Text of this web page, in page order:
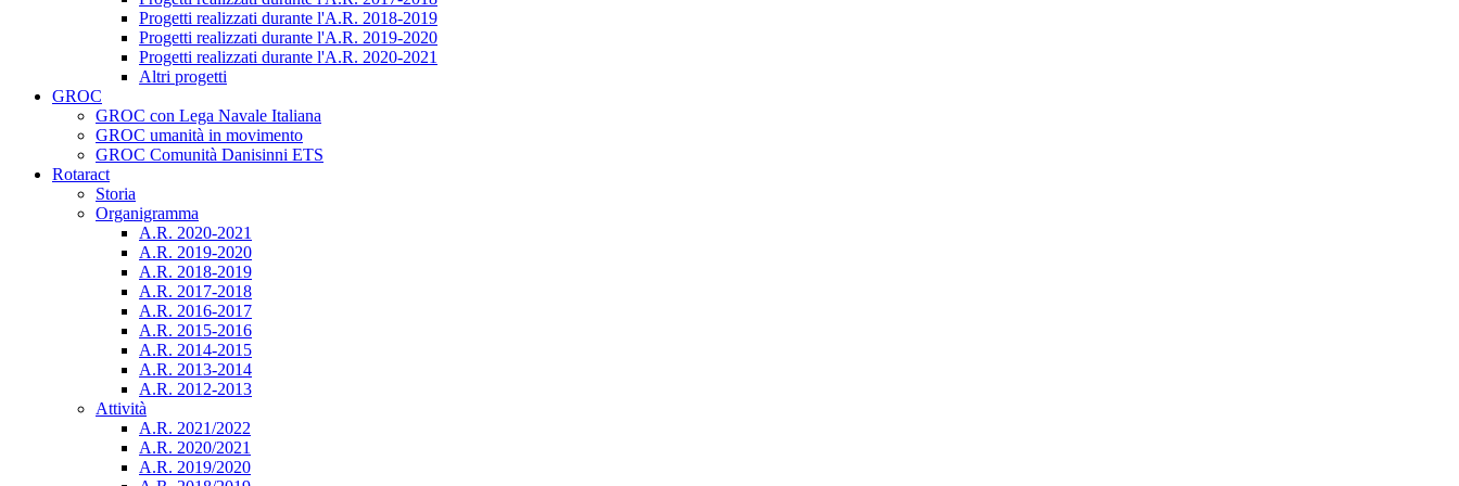
Progetti realizzati durante l'A.R. 2018-2019
Progetti realizzati durante l'A.R. 2019-2020
Progetti realizzati durante l'A.R. 2020-2021
Altri progetti
GROC
GROC con Lega Navale Italiana
GROC umanità in movimento
GROC Comunità Danisinni ETS
Rotaract
Storia
Organigramma
A.R. 2020-2021
A.R. 2019-2020
A.R. 2018-2019
A.R. 2017-2018
A.R. 2016-2017
A.R. 2015-2016
A.R. 2014-2015
A.R. 2013-2014
A.R. 2012-2013
Attività
A.R. 2021/2022
A.R. 2020/2021
A.R. 2019/2020